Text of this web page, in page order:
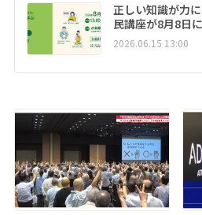
正しい知識が力
民講座が8月8日
2026.06.15 13:00